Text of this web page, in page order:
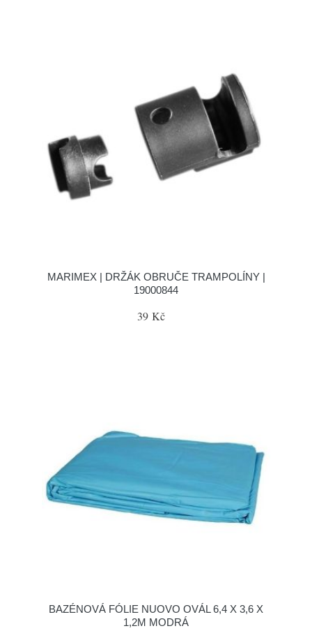
MARIMEX | DRŽÁK OBRUČE TRAMPOLÍNY |
19000844
39 Kč
BAZÉNOVÁ FÓLIE NUOVO OVÁL 6,4 X 3,6 X
1,2M MODRÁ